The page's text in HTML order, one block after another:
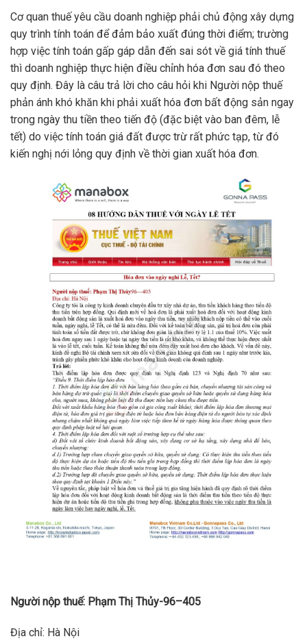
Cơ quan thuế yêu cầu doanh nghiệp phải chủ động xây dựng
quy trình tính toán để đảm bảo xuất đúng thời điểm; trường
hợp việc tính toán gấp gáp dẫn đến sai sót về giá tính thuế
thì doanh nghiệp thực hiện điều chỉnh hóa đơn sau đó theo
quy định. Đây là câu trả lời cho câu hỏi khi Người nộp thuế
phản ánh khó khăn khi phải xuất hóa đơn bất động sản ngay
trong ngày thu tiền theo tiến độ (đặc biệt vào ban đêm, lễ
tết) do việc tính toán giá đất được trừ rất phức tạp, từ đó
kiến nghị nới lỏng quy định về thời gian xuất hóa đơn.
Người nộp thuế: Phạm Thị Thủy-96–405
Địa chỉ: Hà Nội